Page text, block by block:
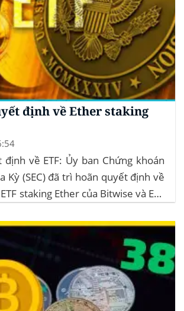
định về Ether staking
định về ETF: Ủy ban Chứng khoán
Kỳ (SEC) đã trì hoãn quyết định về
staking Ether của Bitwise và ETF
thêm ý kiến công...